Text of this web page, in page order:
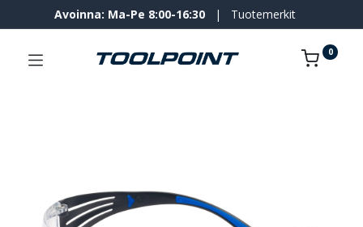
Avoinna: Ma-Pe 8:00-16:30 | Tuotemerkit
0